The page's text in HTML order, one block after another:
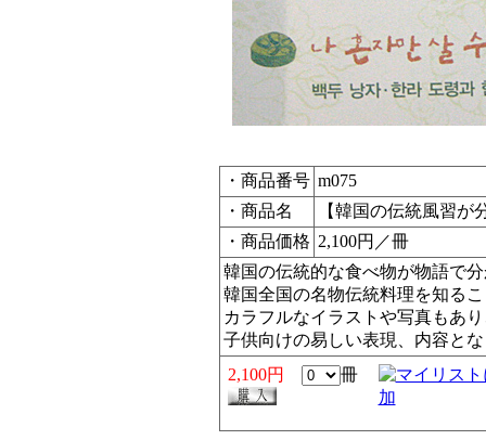
・商品番号 m075
・商品名
【韓国の伝統風習
・商品価格 2,100円／冊
韓国の伝統的な食べ物が物語で
韓国全国の名物伝統料理を知る
カラフルなイラストや写真もあ
子供向けの易しい表現、内容と
2,100円
冊